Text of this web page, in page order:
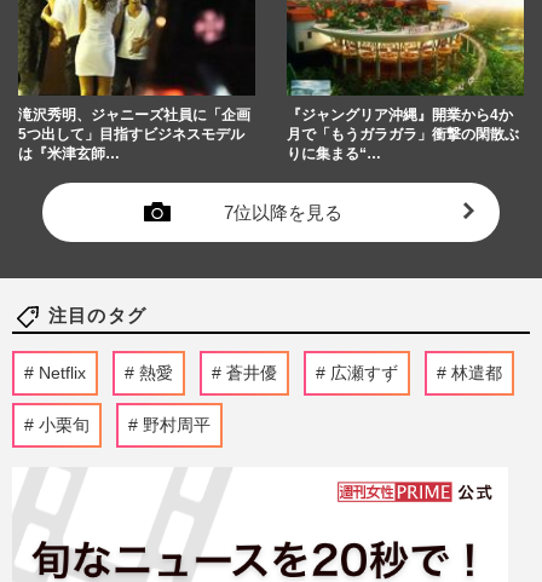
滝沢秀明、ジャニーズ社員に「企画
5つ出して」目指すビジネスモデル
は『米津玄師…
『ジャングリア沖縄』開業から4か
月で「もうガラガラ」衝撃の閑散ぶ
りに集まる“…
7位以降を見る
注目のタグ
Netflix 熱愛 蒼井優 広瀬すず 林遣都
小栗旬 野村周平